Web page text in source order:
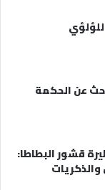
عن الحكمة
قشور البطاطا: